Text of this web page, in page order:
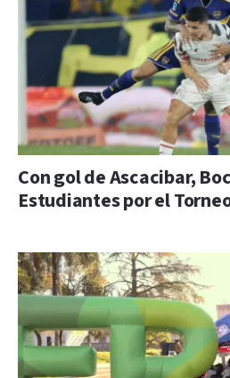
Con gol de Ascacibar,
Estudiantes por el